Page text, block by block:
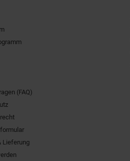
(FAQ)
Lieferung